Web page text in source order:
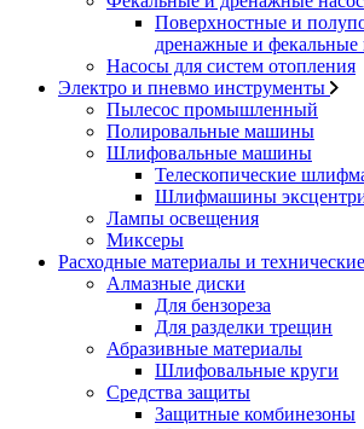
Поверхностные и
дренажные и фекальные
Насосы для систем отопления
Электро и пневмо инструменты
Пылесос промышленный
Полировальные машины
Шлифовальные машины
Телескопические
Шлифмашины
Лампы освещения
Миксеры
Расходные материалы и
Алмазные диски
Для бензореза
Для разделки трещин
Абразивные материалы
Шлифовальные круги
Средства защиты
Защитные комбинезоны